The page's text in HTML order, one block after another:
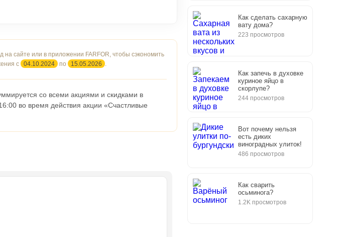
на сайте или в приложении FARFOR, чтобы сэкономить
с
04.10.2024 по 15.05.2026 .
со всеми акциями и скидками в
во время действия акции «Счастливые
Как сделать сахарную
вату дома?
223 просмотров
Как запечь в духовке
куриное яйцо в
скорлупе?
244 просмотров
Вот почему нельзя
есть диких
виноградных улиток!
486 просмотров
Как сварить
осьминога?
1.2K просмотров